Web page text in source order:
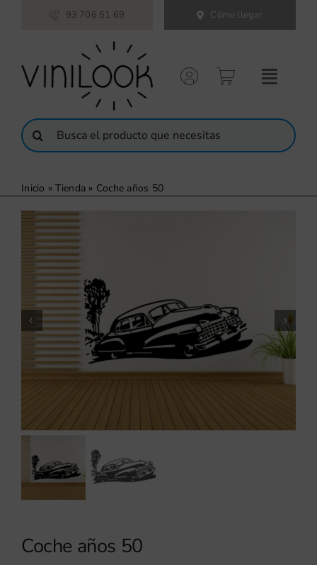
93 706 51 69 Cómo llegar
Buscar:
Inicio »Tienda » Coche años 50
Coche años 50